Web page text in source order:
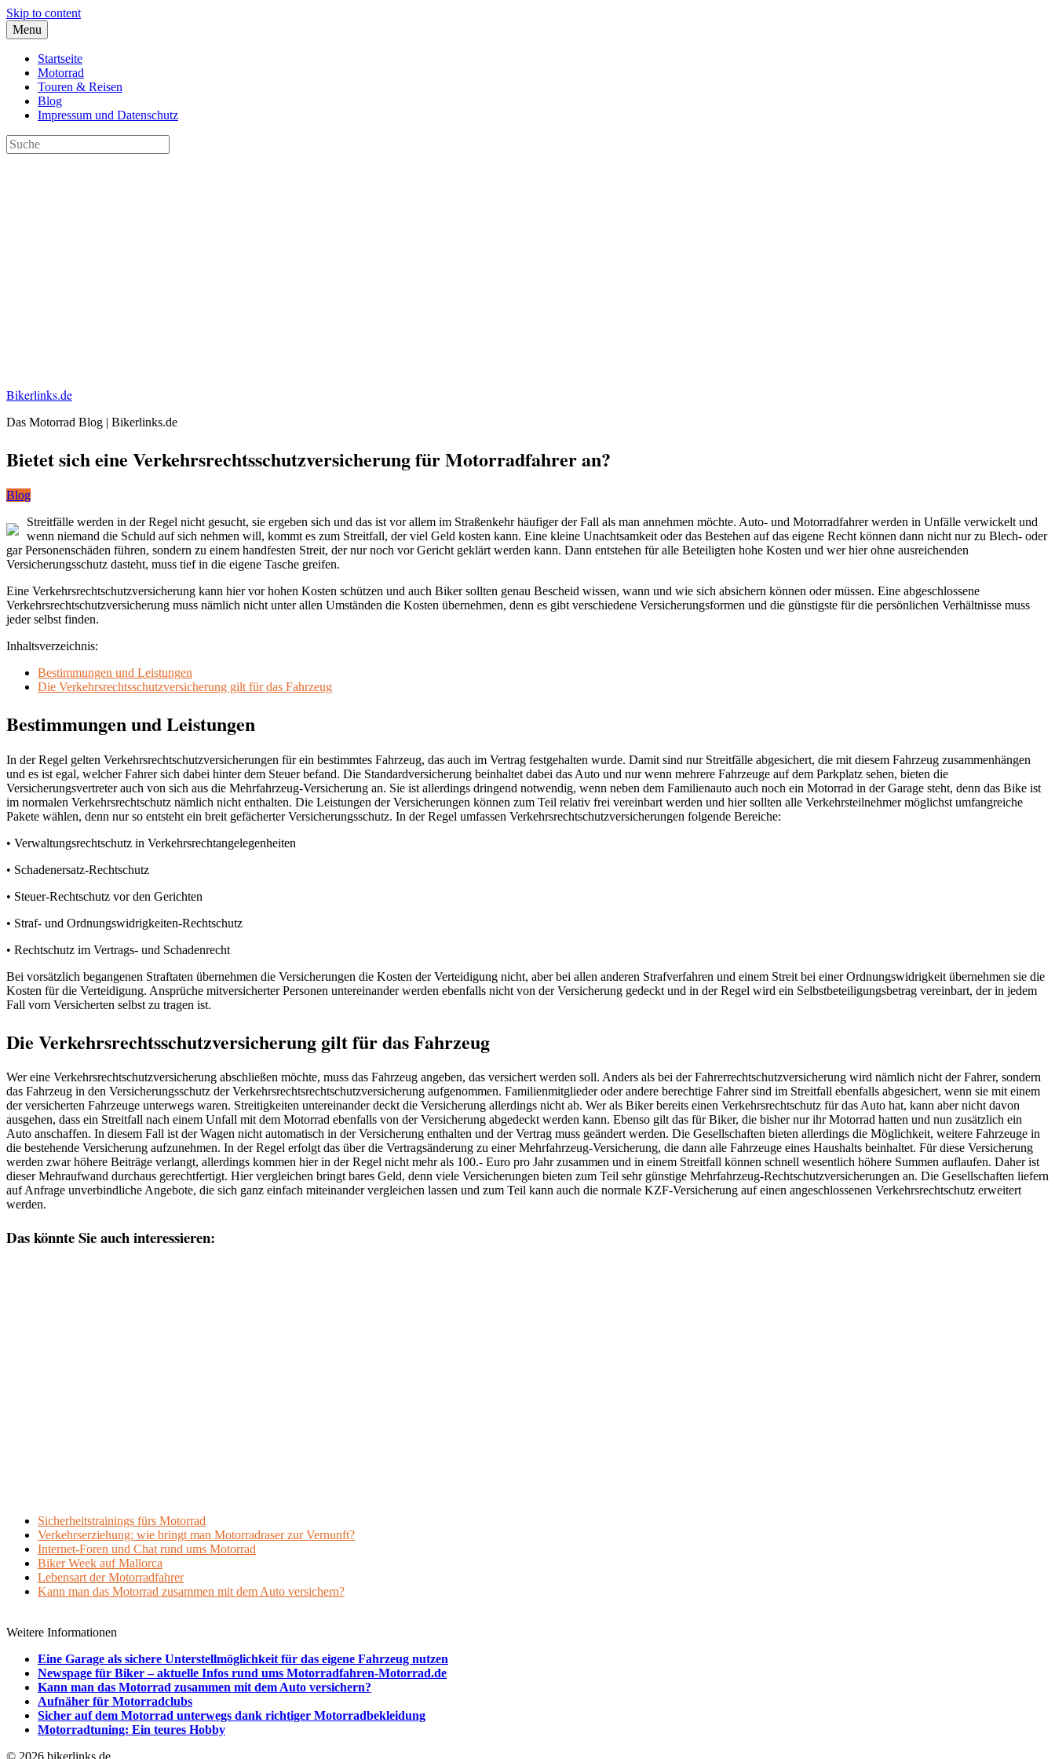
Skip to content
Menu
Startseite
Motorrad
Touren & Reisen
Blog
Impressum und Datenschutz
Bikerlinks.de
Das Motorrad Blog | Bikerlinks.de
Bietet sich eine Verkehrsrechtsschutzversicherung für Motorradfahrer an?
Blog
Streitfälle werden in der Regel nicht gesucht, sie ergeben sich und das ist vor allem im Straßenkehr häufiger der Fall als man annehmen möchte. Auto- und Motorradfahrer werden in Unfälle verwickelt und
wenn niemand die Schuld auf sich nehmen will, kommt es zum Streitfall, der viel Geld kosten kann. Eine kleine Unachtsamkeit oder das Bestehen auf das eigene Recht können dann nicht nur zu Blech- oder
gar Personenschäden führen, sondern zu einem handfesten Streit, der nur noch vor Gericht geklärt werden kann. Dann entstehen für alle Beteiligten hohe Kosten und wer hier ohne ausreichenden
Versicherungsschutz dasteht, muss tief in die eigene Tasche greifen.
Eine Verkehrsrechtschutzversicherung kann hier vor hohen Kosten schützen und auch Biker sollten genau Bescheid wissen, wann und wie sich absichern können oder müssen. Eine abgeschlossene
Verkehrsrechtschutzversicherung muss nämlich nicht unter allen Umständen die Kosten übernehmen, denn es gibt verschiedene Versicherungsformen und die günstigste für die persönlichen Verhältnisse muss
jeder selbst finden.
Inhaltsverzeichnis:
Bestimmungen und Leistungen
Die Verkehrsrechtsschutzversicherung gilt für das Fahrzeug
Bestimmungen und Leistungen
In der Regel gelten Verkehrsrechtschutzversicherungen für ein bestimmtes Fahrzeug, das auch im Vertrag festgehalten wurde. Damit sind nur Streitfälle abgesichert, die mit diesem Fahrzeug zusammenhängen
und es ist egal, welcher Fahrer sich dabei hinter dem Steuer befand. Die Standardversicherung beinhaltet dabei das Auto und nur wenn mehrere Fahrzeuge auf dem Parkplatz sehen, bieten die
Versicherungsvertreter auch von sich aus die Mehrfahrzeug-Versicherung an. Sie ist allerdings dringend notwendig, wenn neben dem Familienauto auch noch ein Motorrad in der Garage steht, denn das Bike ist
im normalen Verkehrsrechtschutz nämlich nicht enthalten. Die Leistungen der Versicherungen können zum Teil relativ frei vereinbart werden und hier sollten alle Verkehrsteilnehmer möglichst umfangreiche
Pakete wählen, denn nur so entsteht ein breit gefächerter Versicherungsschutz. In der Regel umfassen Verkehrsrechtschutzversicherungen folgende Bereiche:
• Verwaltungsrechtschutz in Verkehrsrechtangelegenheiten
• Schadenersatz-Rechtschutz
• Steuer-Rechtschutz vor den Gerichten
• Straf- und Ordnungswidrigkeiten-Rechtschutz
• Rechtschutz im Vertrags- und Schadenrecht
Bei vorsätzlich begangenen Straftaten übernehmen die Versicherungen die Kosten der Verteidigung nicht, aber bei allen anderen Strafverfahren und einem Streit bei einer Ordnungswidrigkeit übernehmen sie die
Kosten für die Verteidigung. Ansprüche mitversicherter Personen untereinander werden ebenfalls nicht von der Versicherung gedeckt und in der Regel wird ein Selbstbeteiligungsbetrag vereinbart, der in jedem
Fall vom Versicherten selbst zu tragen ist.
Die Verkehrsrechtsschutzversicherung gilt für das Fahrzeug
Wer eine Verkehrsrechtschutzversicherung abschließen möchte, muss das Fahrzeug angeben, das versichert werden soll. Anders als bei der Fahrerrechtschutzversicherung wird nämlich nicht der Fahrer, sondern
das Fahrzeug in den Versicherungsschutz der Verkehrsrechtsrechtschutzversicherung aufgenommen. Familienmitglieder oder andere berechtige Fahrer sind im Streitfall ebenfalls abgesichert, wenn sie mit einem
der versicherten Fahrzeuge unterwegs waren. Streitigkeiten untereinander deckt die Versicherung allerdings nicht ab. Wer als Biker bereits einen Verkehrsrechtschutz für das Auto hat, kann aber nicht davon
ausgehen, dass ein Streitfall nach einem Unfall mit dem Motorrad ebenfalls von der Versicherung abgedeckt werden kann. Ebenso gilt das für Biker, die bisher nur ihr Motorrad hatten und nun zusätzlich ein
Auto anschaffen. In diesem Fall ist der Wagen nicht automatisch in der Versicherung enthalten und der Vertrag muss geändert werden. Die Gesellschaften bieten allerdings die Möglichkeit, weitere Fahrzeuge in
die bestehende Versicherung aufzunehmen. In der Regel erfolgt das über die Vertragsänderung zu einer Mehrfahrzeug-Versicherung, die dann alle Fahrzeuge eines Haushalts beinhaltet. Für diese Versicherung
werden zwar höhere Beiträge verlangt, allerdings kommen hier in der Regel nicht mehr als 100.- Euro pro Jahr zusammen und in einem Streitfall können schnell wesentlich höhere Summen auflaufen. Daher ist
dieser Mehraufwand durchaus gerechtfertigt. Hier vergleichen bringt bares Geld, denn viele Versicherungen bieten zum Teil sehr günstige Mehrfahrzeug-Rechtschutzversicherungen an. Die Gesellschaften liefern
auf Anfrage unverbindliche Angebote, die sich ganz einfach miteinander vergleichen lassen und zum Teil kann auch die normale KZF-Versicherung auf einen angeschlossenen Verkehrsrechtschutz erweitert
werden.
Das könnte Sie auch interessieren:
Sicherheitstrainings fürs Motorrad
Verkehrserziehung: wie bringt man Motorradraser zur Vernunft?
Internet-Foren und Chat rund ums Motorrad
Biker Week auf Mallorca
Lebensart der Motorradfahrer
Kann man das Motorrad zusammen mit dem Auto versichern?
Weitere Informationen
Eine Garage als sichere Unterstellmöglichkeit für das eigene Fahrzeug nutzen
Newspage für Biker – aktuelle Infos rund ums Motorradfahren-Motorrad.de
Kann man das Motorrad zusammen mit dem Auto versichern?
Aufnäher für Motorradclubs
Sicher auf dem Motorrad unterwegs dank richtiger Motorradbekleidung
Motorradtuning: Ein teures Hobby
© 2026 bikerlinks.de